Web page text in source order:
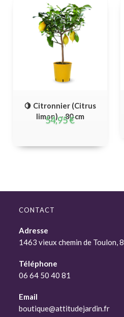
🍋 Citronnier (Citrus
limon) – 80 cm
54,95€
CONTACT
Adresse
1463 vieux chemin de Toulon,
Téléphone
06 64 50 40 81
Email
boutique@attitudejardin.fr